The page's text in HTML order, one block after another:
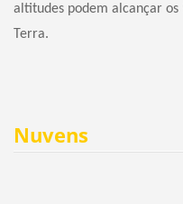
altitudes podem alcançar
Terra.
Nuvens